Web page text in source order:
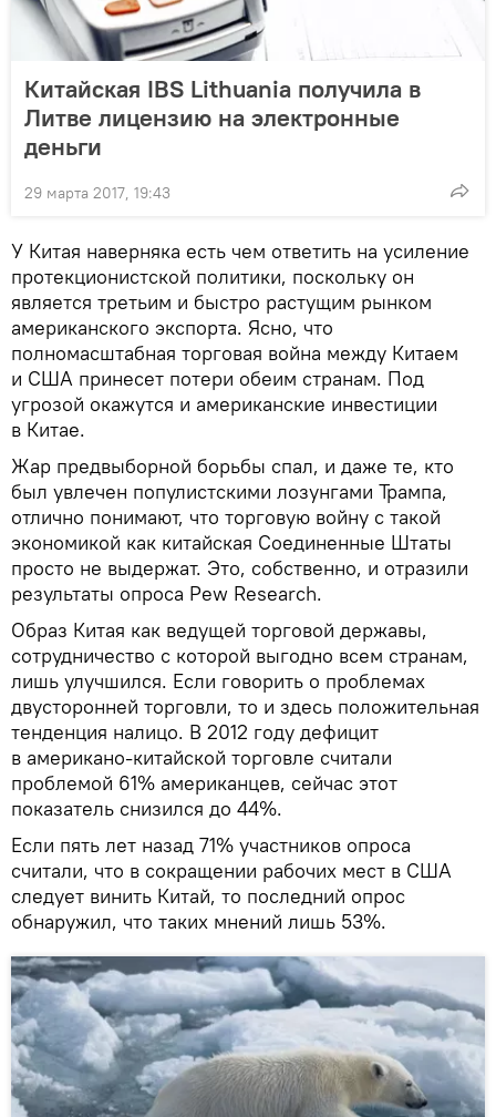
Китайская IBS Lithuania получила в
Литве лицензию на электронные
деньги
29 марта 2017, 19:43
У Китая наверняка есть чем ответить на усиление
протекционистской политики, поскольку он
является третьим и быстро растущим рынком
американского экспорта. Ясно, что
полномасштабная торговая война между Китаем
и США принесет потери обеим странам. Под
угрозой окажутся и американские инвестиции
в Китае.
Жар предвыборной борьбы спал, и даже те, кто
был увлечен популистскими лозунгами Трампа,
отлично понимают, что торговую войну с такой
экономикой как китайская Соединенные Штаты
просто не выдержат. Это, собственно, и отразили
результаты опроса Pew Research.
Образ Китая как ведущей торговой державы,
сотрудничество с которой выгодно всем странам,
лишь улучшился. Если говорить о проблемах
двусторонней торговли, то и здесь положительная
тенденция налицо. В 2012 году дефицит
в американо-китайской торговле считали
проблемой 61% американцев, сейчас этот
показатель снизился до 44%.
Если пять лет назад 71% участников опроса
считали, что в сокращении рабочих мест в США
следует винить Китай, то последний опрос
обнаружил, что таких мнений лишь 53%.